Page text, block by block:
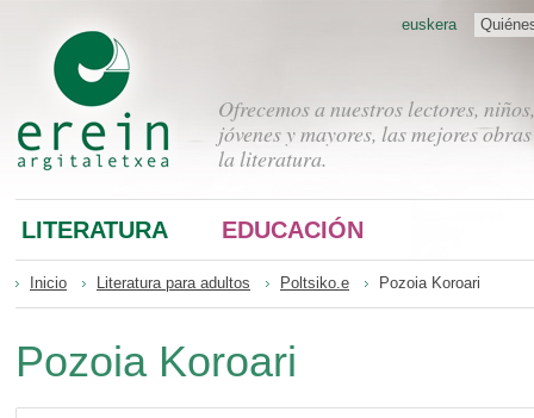
Ofrecemos a nuestros lectores, niños,
jóvenes y mayores, las mejores
la literatura.
euskera
LITERATURA EDUCACIÓN
Inicio Literatura para adultos Poltsiko.e Pozoia Koroari
Pozoia Koroari